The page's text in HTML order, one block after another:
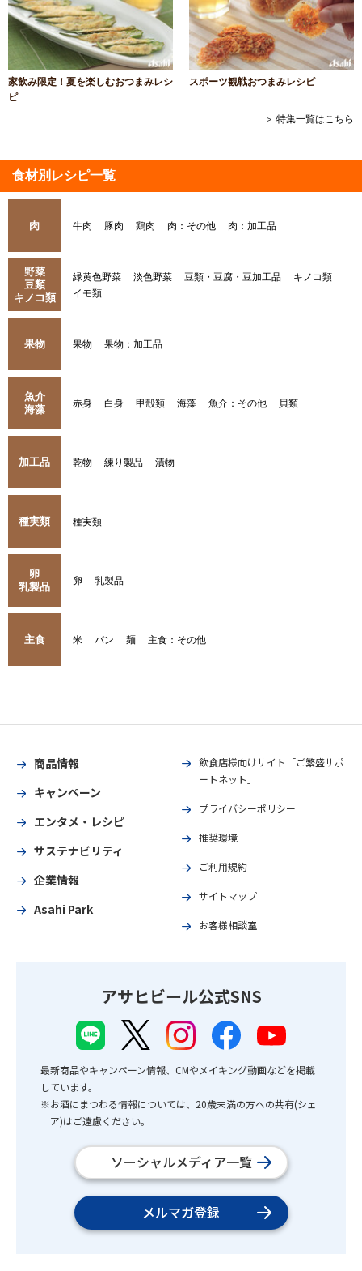
家飲み限定！夏を楽しむおつまみレシ
ピ
スポーツ観戦おつまみレシピ
＞ 特集一覧はこちら
食材別レシピ一覧
肉 牛肉 豚肉 鶏肉 肉：その他 肉：加工品
野菜
豆類
キノコ類
緑黄色野菜 淡色野菜 豆類・豆腐・豆加工品
キノコ類
イモ類
果物 果物 果物：加工品
魚介
海藻
赤身 白身 甲殻類 海藻 魚介：その他 貝類
加工品 乾物 練り製品 漬物
種実類 種実類
卵
乳製品
卵 乳製品
主食 米 パン 麺 主食：その他
商品情報
キャンペーン
エンタメ・レシピ
サステナビリティ
企業情報
Asahi Park
飲食店様向けサイト「ご繁盛サポ
ートネット」
プライバシーポリシー
推奨環境
ご利用規約
サイトマップ
お客様相談室
アサヒビール公式SNS
最新商品やキャンペーン情報、CMやメイキング動画などを掲載
しています。
※お酒にまつわる情報については、20歳未満の方への共有(シェ
ア)はご遠慮ください。
ソーシャルメディア一覧
メルマガ登録